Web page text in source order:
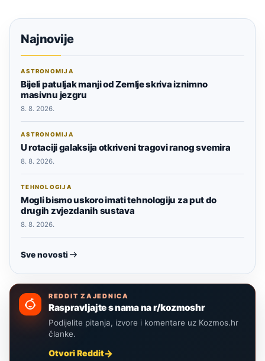
Najnovije
ASTRONOMIJA
Bijeli patuljak manji od Zemlje skriva iznimno
masivnu jezgru
8. 8. 2026.
ASTRONOMIJA
U rotaciji galaksija otkriveni tragovi ranog svemira
8. 8. 2026.
TEHNOLOGIJA
Mogli bismo uskoro imati tehnologiju za put do
drugih zvjezdanih sustava
8. 8. 2026.
Sve novosti
REDDIT ZAJEDNICA
Raspravljajte s nama na r/kozmoshr
Podijelite pitanja, izvore i komentare uz Kozmos.hr
članke.
Otvori Reddit